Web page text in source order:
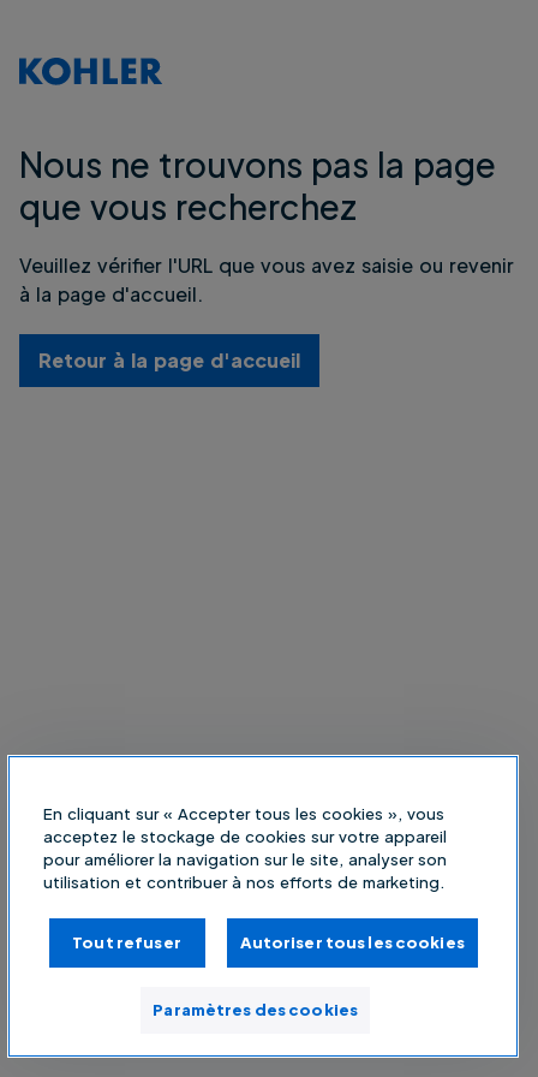
Nous ne trouvons pas la page
que vous recherchez
Veuillez vérifier l'URL que vous avez saisie ou revenir
à la page d'accueil.
Retour à la page d'accueil
En cliquant sur « Accepter tous les cookies », vous
acceptez le stockage de cookies sur votre appareil
pour améliorer la navigation sur le site, analyser son
utilisation et contribuer à nos efforts de marketing.
Tout refuser Autoriser tous les cookies
Paramètres des cookies